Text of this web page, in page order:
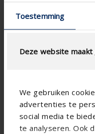
Toestemming
Deze website maakt
We gebruiken
advertenties te
social media te
te analyseren. Ook
AIRFLOW CALCULATION
Technical
slat step (mm)